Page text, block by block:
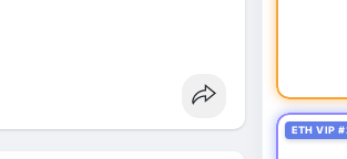
Nha chặn Polymarket.
ETH VIP